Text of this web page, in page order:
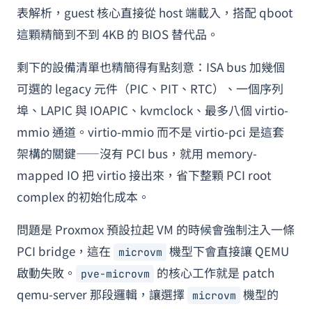
表解析，guest 核心直接從 host 端載入，搭配 qboot
這顆精簡到不到 4KB 的 BIOS 替代品。
剩下的設備清單也精簡得有點刻意：ISA bus 加幾個
可選的 legacy 元件（PIC、PIT、RTC）、一個序列
埠、LAPIC 與 IOAPIC、kvmclock、最多八個 virtio-
mmio 通道。virtio-mmio 而不是 virtio-pci 是這套
架構的關鍵——沒有 PCI bus，就用 memory-
mapped IO 把 virtio 接出來，省下整顆 PCI root
complex 的初始化成本。
問題是 Proxmox 預設拉起 VM 的時候會強制注入一條
PCI bridge，這在
microvm 機型下會直接讓 QEMU
啟動失敗。
pve-microvm
的核心工作就是 patch
qemu-server 那段邏輯，讓選擇
microvm 機型的